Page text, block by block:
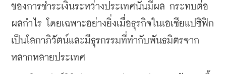
ของการชำระเงินระหว่างประเทศนั้นมีผล กระทบต่อ
ผลกำไร โดยเฉพาะอย่างยิ่งเมื่อธุรกิจในเอเชียแปซิฟิก
เป็นโลกาภิวัตน์และมีธุรกรรมที่ทำกับพันธมิตรจาก
หลากหลายประเทศ